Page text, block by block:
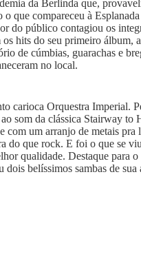
da Berlinda que,
que compareceu à Esplanada
do público contagiou os
hits do seu primeiro álbum,
de cúmbias, guarachas e
no local.
carioca Orquestra Imperial.
som da clássica Stairway to
com um arranjo de metais pra
do que rock. E foi o que se
qualidade. Destaque para o
belíssimos sambas de sua